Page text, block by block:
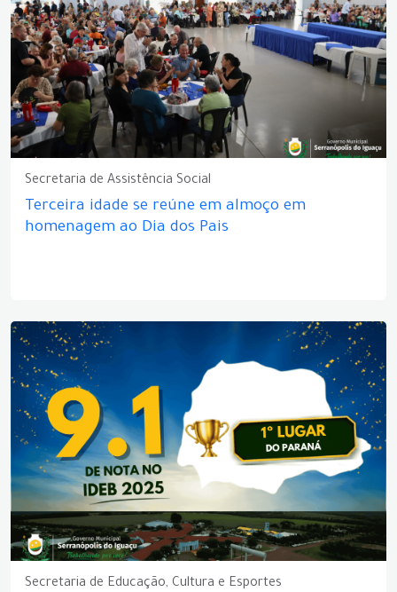
Secretaria de Assistência Social
Terceira idade se reúne em almoço em
homenagem ao Dia dos Pais
Secretaria de Educação, Cultura e Esportes